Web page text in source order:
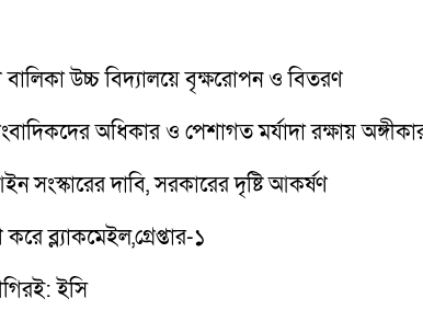
বালিকা উচ্চ বিদ্যালয়ে বৃক্ষরোপন ও বিতরণ
অধিকার ও পেশাগত মর্যাদা রক্ষায়
সংস্কারের দাবি, সরকারের দৃষ্টি আকর্ষণ
ব্ল্যাকমেইল,গ্রেপ্তার-১
ইসি